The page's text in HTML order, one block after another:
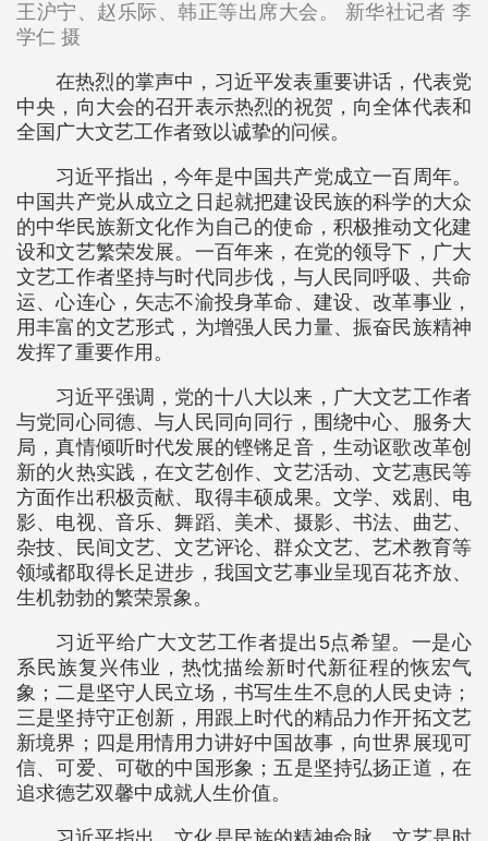
王沪宁、赵乐际、韩正等出席大会。 新华社记者 李
学仁 摄
在热烈的掌声中，习近平发表重要讲话，代表党
中央，向大会的召开表示热烈的祝贺，向全体代表和
全国广大文艺工作者致以诚挚的问候。
习近平指出，今年是中国共产党成立一百周年。
中国共产党从成立之日起就把建设民族的科学的大众
的中华民族新文化作为自己的使命，积极推动文化建
设和文艺繁荣发展。一百年来，在党的领导下，广大
文艺工作者坚持与时代同步伐，与人民同呼吸、共命
运、心连心，矢志不渝投身革命、建设、改革事业，
用丰富的文艺形式，为增强人民力量、振奋民族精神
发挥了重要作用。
习近平强调，党的十八大以来，广大文艺工作者
与党同心同德、与人民同向同行，围绕中心、服务大
局，真情倾听时代发展的铿锵足音，生动讴歌改革创
新的火热实践，在文艺创作、文艺活动、文艺惠民等
方面作出积极贡献、取得丰硕成果。文学、戏剧、电
影、电视、音乐、舞蹈、美术、摄影、书法、曲艺、
杂技、民间文艺、文艺评论、群众文艺、艺术教育等
领域都取得长足进步，我国文艺事业呈现百花齐放、
生机勃勃的繁荣景象。
习近平给广大文艺工作者提出5点希望。一是心
系民族复兴伟业，热忱描绘新时代新征程的恢宏气
象；二是坚守人民立场，书写生生不息的人民史诗；
三是坚持守正创新，用跟上时代的精品力作开拓文艺
新境界；四是用情用力讲好中国故事，向世界展现可
信、可爱、可敬的中国形象；五是坚持弘扬正道，在
追求德艺双馨中成就人生价值。